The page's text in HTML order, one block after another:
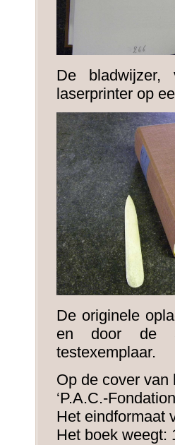
De
laserprinter op
De originele
en door de
testexemplaar.
Op de cover van
‘P.A.C.-
Het eindformaat
Het boek weegt: